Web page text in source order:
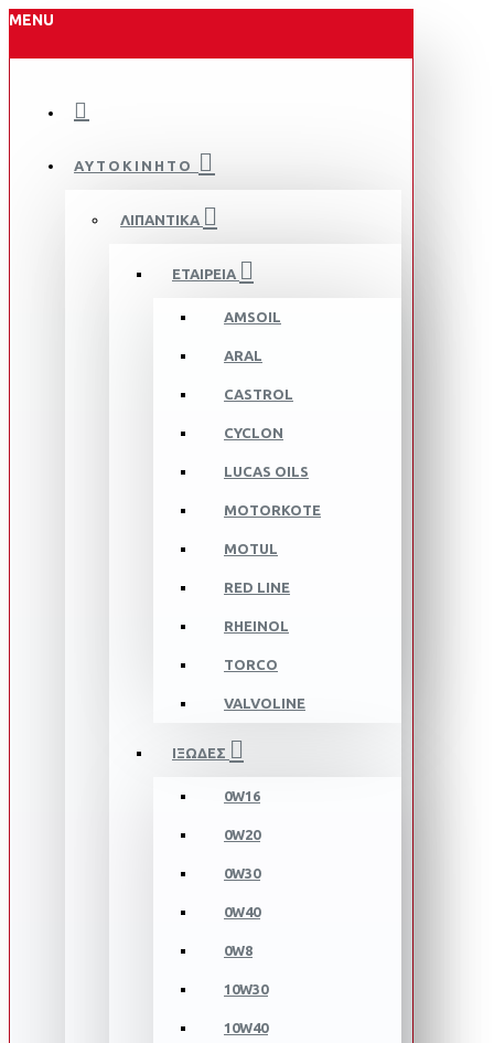
MENU
ΑΥΤΟΚΙΝΗΤΟ
ΛΙΠΑΝΤΙΚΑ
ΕΤΑΙΡΕΙΑ
AMSOIL
ARAL
CASTROL
CYCLON
LUCAS OILS
MOTORKOTE
MOTUL
RED LINE
RHEINOL
TORCO
VALVOLINE
ΙΞΩΔΕΣ
0W16
0W20
0W30
0W40
0W8
10W30
10W40